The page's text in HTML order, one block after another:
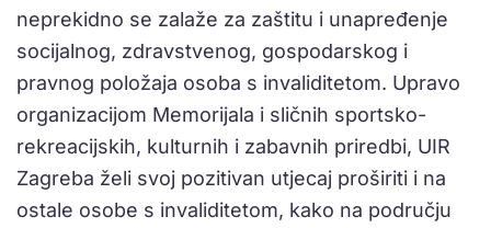
neprekidno se zalaže za zaštitu i unapređenje
socijalnog, zdravstvenog, gospodarskog i
pravnog položaja osoba s invaliditetom. Upravo
organizacijom Memorijala i sličnih sportsko-
rekreacijskih, kulturnih i zabavnih priredbi, UIR
Zagreba želi svoj pozitivan utjecaj proširiti i na
ostale osobe s invaliditetom, kako na području